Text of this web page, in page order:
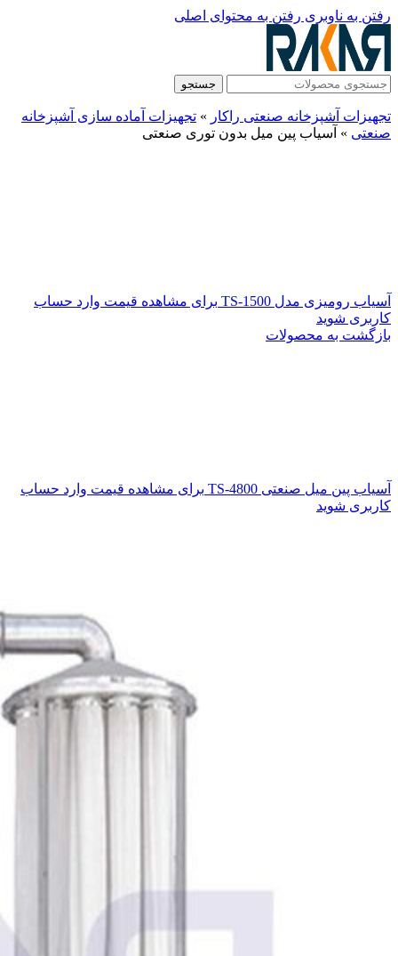
رفتن به ناوبری رفتن به محتوای اصلی
جستجو
تجهیزات آشپزخانه صنعتی راکار » تجهیزات آماده سازی آشپزخانه
صنعتی » آسیاب پین میل بدون توری صنعتی
آسیاب رومیزی مدل TS-1500
برای مشاهده قیمت وارد حساب
کاربری شوید
بازگشت به محصولات
آسیاب پین میل صنعتی TS-4800
برای مشاهده قیمت وارد حساب
کاربری شوید